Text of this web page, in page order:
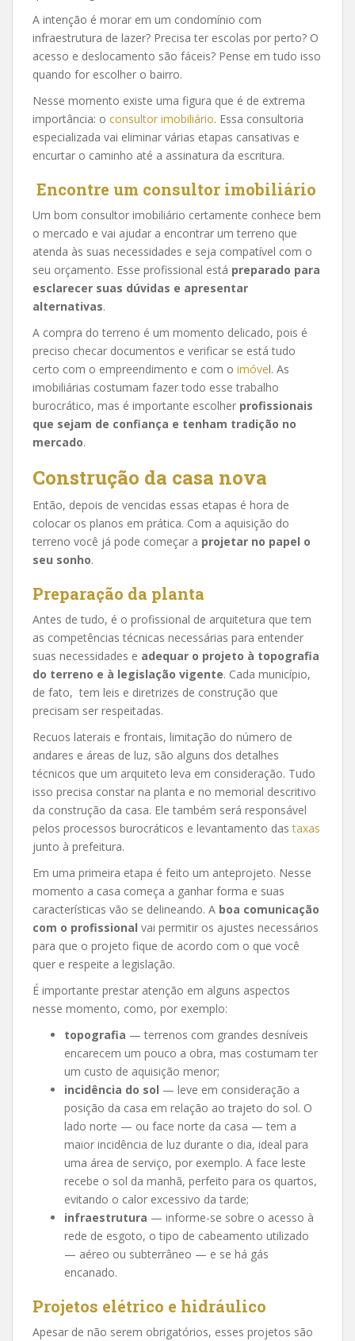
A intenção é morar em um condomínio com
infraestrutura de lazer? Precisa ter escolas por perto? O
acesso e deslocamento são fáceis? Pense em tudo isso
quando for escolher o bairro.
Nesse momento existe uma figura que é de extrema
importância: o consultor imobiliário. Essa consultoria
especializada vai eliminar várias etapas cansativas e
encurtar o caminho até a assinatura da escritura.
Encontre um consultor imobiliário
Um bom consultor imobiliário certamente conhece bem
o mercado e vai ajudar a encontrar um terreno que
atenda às suas necessidades e seja compatível com o
seu orçamento. Esse profissional está preparado para
esclarecer suas dúvidas e apresentar
alternativas.
A compra do terreno é um momento delicado, pois é
preciso checar documentos e verificar se está tudo
certo com o empreendimento e com o imóvel. As
imobiliárias costumam fazer todo esse trabalho
burocrático, mas é importante escolher profissionais
que sejam de confiança e tenham tradição no
mercado.
Construção da casa nova
Então, depois de vencidas essas etapas é hora de
colocar os planos em prática. Com a aquisição do
terreno você já pode começar a projetar no papel o
seu sonho.
Preparação da planta
Antes de tudo, é o profissional de arquitetura que tem
as competências técnicas necessárias para entender
suas necessidades e adequar o projeto à topografia
do terreno e à legislação vigente. Cada município,
de fato, tem leis e diretrizes de construção que
precisam ser respeitadas.
Recuos laterais e frontais, limitação do número de
andares e áreas de luz, são alguns dos detalhes
técnicos que um arquiteto leva em consideração. Tudo
isso precisa constar na planta e no memorial descritivo
da construção da casa. Ele também será responsável
pelos processos burocráticos e levantamento dastaxas
junto à prefeitura.
Em uma primeira etapa é feito um anteprojeto. Nesse
momento a casa começa a ganhar forma e suas
características vão se delineando. A boa comunicação
com o profissional vai permitir os ajustes necessários
para que o projeto fique de acordo com o que você
quer e respeite a legislação.
É importante prestar atenção em alguns aspectos
nesse momento, como, por exemplo:
topografia — terrenos com grandes desníveis
encarecem um pouco a obra, mas costumam ter
um custo de aquisição menor;
incidência do sol — leve em consideração a
posição da casa em relação ao trajeto do sol. O
lado norte — ou face norte da casa — tem a
maior incidência de luz durante o dia, ideal para
uma área de serviço, por exemplo. A face leste
recebe o sol da manhã, perfeito para os quartos,
evitando o calor excessivo da tarde;
infraestrutura — informe-se sobre o acesso à
rede de esgoto, o tipo de cabeamento utilizado
— aéreo ou subterrâneo — e se há gás
encanado.
Projetos elétrico e hidráulico
Apesar de não serem obrigatórios, esses projetos são